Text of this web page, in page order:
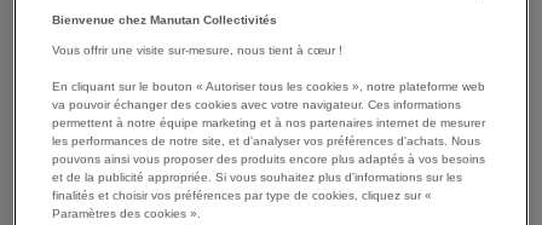
BEGINNING
IMAGES
Les avantages
La pendule ON TIME permet de choisir 4 fuseaux
horaires différents pour être réactif partout dans le
monde : France, Londres, Tokyo et New York.
Possède un système quartz haute précision
Bienvenue chez Manutan Collectivités
Vous offrir une visite sur-mesure, nous tient à cœur !
En cliquant sur le bouton « Autoriser tous les cookies », notre plateforme web
va pouvoir échanger des cookies avec votre navigateur. Ces informations
permettent à notre équipe marketing et à nos partenaires internet de mesurer
les performances de notre site, et d'analyser vos préférences d'achats. Nous
pouvons ainsi vous proposer des produits encore plus adaptés à vos besoins
et de la publicité appropriée. Si vous souhaitez plus d'informations sur les
finalités et choisir vos préférences par type de cookies, cliquez sur «
Paramètres des cookies ».